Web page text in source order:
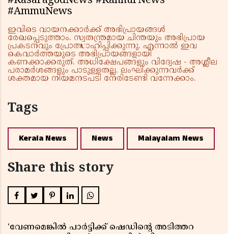
#AmmuNews
ഇവിടെ വായനക്കാർക്ക് അഭിപ്രായങ്ങൾ
രേഖപ്പെടുത്താം. സ്വതന്ത്രമായ ചിന്തയും അഭിപ്രായ
പ്രകടനവും പ്രോത്സാഹിപ്പിക്കുന്നു. എന്നാൽ ഇവ
കെവാർത്തയുടെ അഭിപ്രായങ്ങളായി
കണക്കാക്കരുത്. അധിക്ഷേപങ്ങളും വിദ്വേഷ - അശ്ലീല
പരാമർശങ്ങളും പാടുള്ളതല്ല. ലംഘിക്കുന്നവർക്ക്
ശക്തമായ നിയമനടപടി നേരിടേണ്ടി വന്നേക്കാം.
Tags
Kerala News News Malayalam News
Share this story
‘വേണമെങ്കിൽ പാർട്ടിക്ക് ഷെഡിൻ്റെ അടിത്തറ